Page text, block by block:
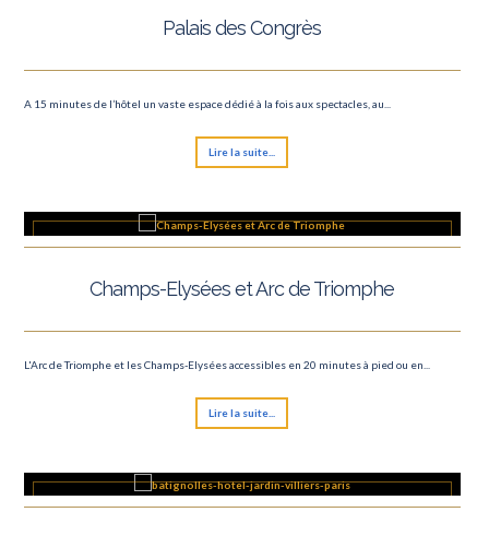
Palais des Congrès
A 15 minutes de l’hôtel un vaste espace dédié à la fois aux spectacles, au...
Lire la suite...
Champs-Elysées et Arc de Triomphe
L'Arc de Triomphe et les Champs-Elysées accessibles en 20 minutes à pied ou en...
Lire la suite...